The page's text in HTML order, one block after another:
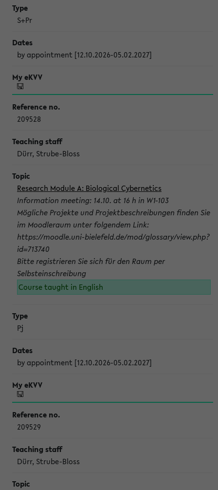
S+Pr
by appointment [12.10.2026-05.02.2027]
209528
Dürr, Strube-Bloss
Research Module A: Biological Cybernetics
Information meeting: 14.10. at 16 h in W1-103
Mögliche Projekte und Projektbeschreibungen finden Sie
im Moodleraum unter folgendem Link:
https://moodle.uni-bielefeld.de/mod/glossary/view.php?
id=713740
Bitte registrieren Sie sich für den Raum per
Selbsteinschreibung
Course taught in English
Pj
by appointment [12.10.2026-05.02.2027]
209529
Dürr, Strube-Bloss